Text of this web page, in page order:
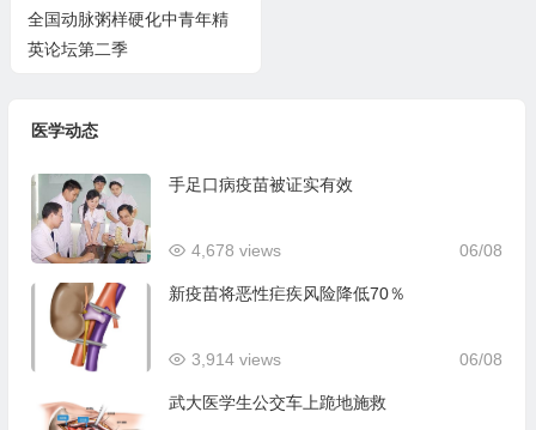
全国动脉粥样硬化中青年精
英论坛第二季
医学动态
手足口病疫苗被证实有效
06/08
4,678 views
新疫苗将恶性疟疾风险降低70％
06/08
3,914 views
武大医学生公交车上跪地施救